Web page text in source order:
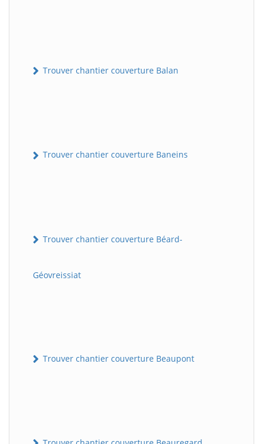
Trouver chantier couverture Balan
Trouver chantier couverture Baneins
Trouver chantier couverture Béard-
Géovreissiat
Trouver chantier couverture Beaupont